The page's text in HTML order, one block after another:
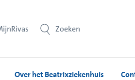
Zoeken
Over het Beatrixziekenhuis